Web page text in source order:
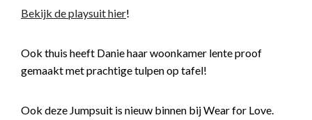
Bekijk de playsuit hier!
Ook thuis heeft Danie haar woonkamer lente proof
gemaakt met prachtige tulpen op tafel!
Ook deze Jumpsuit is nieuw binnen bij Wear for Love.